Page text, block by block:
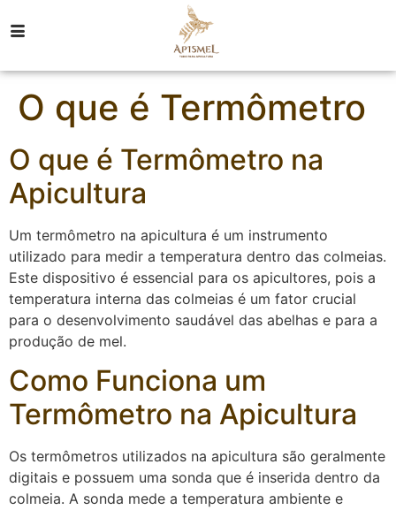
O que é Termômetro
O que é Termômetro na
Apicultura
Um termômetro na apicultura é um instrumento
utilizado para medir a temperatura dentro das colmeias.
Este dispositivo é essencial para os apicultores, pois a
temperatura interna das colmeias é um fator crucial
para o desenvolvimento saudável das abelhas e para a
produção de mel.
Como Funciona um
Termômetro na Apicultura
Os termômetros utilizados na apicultura são geralmente
digitais e possuem uma sonda que é inserida dentro da
colmeia. A sonda mede a temperatura ambiente e